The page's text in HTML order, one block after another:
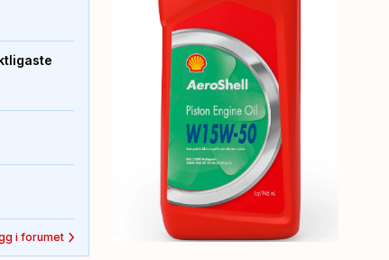
i forumet